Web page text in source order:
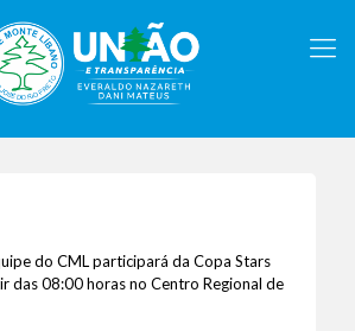
do CML participará da Copa Stars
das 08:00 horas no Centro Regional de